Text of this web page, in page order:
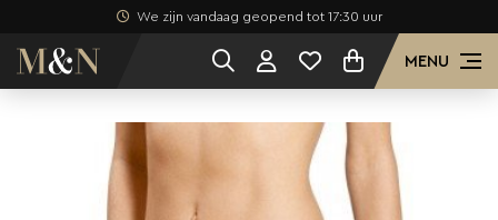
We zijn vandaag geopend tot 17:30 uur
MENU